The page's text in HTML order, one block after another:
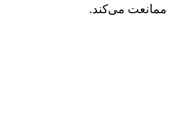
ممانعت می‌کند.